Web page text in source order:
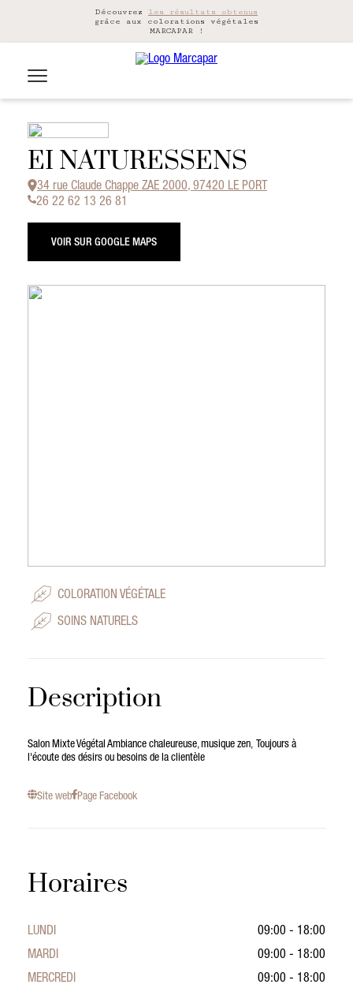
Découvrez les résultats obtenus
grâce aux colorations végétales
MARCAPAR !
EI NATURESSENS
34 rue Claude Chappe ZAE 2000, 97420 LE PORT
26 22 62 13 26 81
VOIR SUR GOOGLE MAPS
COLORATION VÉGÉTALE
SOINS NATURELS
Description
Salon Mixte Végétal Ambiance chaleureuse, musique zen, Toujours à
l'écoute des désirs ou besoins de la clientèle
Site web Page Facebook
Horaires
LUNDI
09:00 - 18:00
MARDI
09:00 - 18:00
MERCREDI
09:00 - 18:00